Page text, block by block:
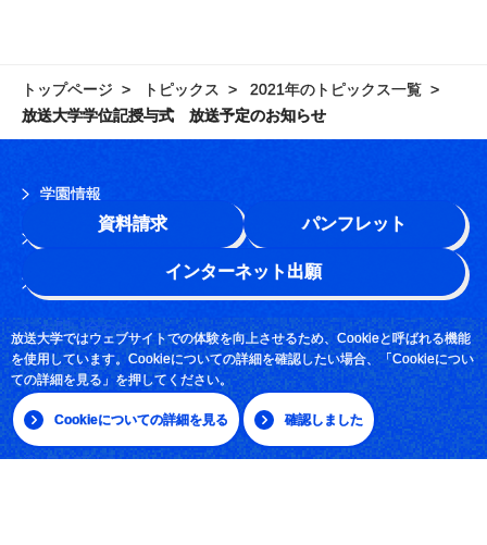
放送大学ではウェブサイトでの体験を向上させるため、Cookieと呼ばれる機能
を使用しています。Cookieについての詳細を確認したい場合、「Cookieについ
ての詳細を見る」を押してください。
Cookieについての詳細を見る 確認しました
資料請求 パンフレット
インターネット出願
トップページ トピックス
2021年のトピックス一覧
放送大学学位記授与式 放送予定のお知らせ
学園情報
このサイトについて
お問い合わせ
採用情報
サイトマップ
日本語 | English